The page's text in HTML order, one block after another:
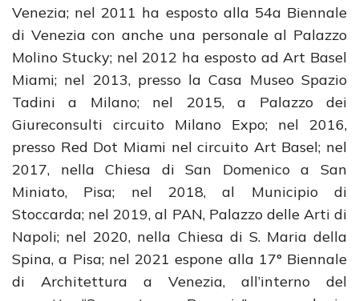
Venezia; nel 2011 ha esposto alla 54a Biennale
di Venezia con anche una personale al Palazzo
Molino Stucky; nel 2012 ha esposto ad Art Basel
Miami; nel 2013, presso la Casa Museo Spazio
Tadini a Milano; nel 2015, a Palazzo dei
Giureconsulti circuito Milano Expo; nel 2016,
presso Red Dot Miami nel circuito Art Basel; nel
2017, nella Chiesa di San Domenico a San
Miniato, Pisa; nel 2018, al Municipio di
Stoccarda; nel 2019, al PAN, Palazzo delle Arti di
Napoli; nel 2020, nella Chiesa di S. Maria della
Spina, a Pisa; nel 2021 espone alla 17° Biennale
di Architettura a Venezia, all’interno del